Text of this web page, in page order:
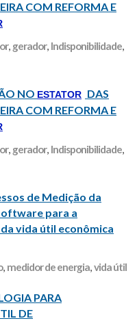
COM REFORMA E
, gerador, Indisponibilidade,
NO ESTATOR DAS
COM REFORMA E
, gerador, Indisponibilidade,
de Medição da
para a
vida útil econômica
, medidor de energia,vida útil
PARA
DE